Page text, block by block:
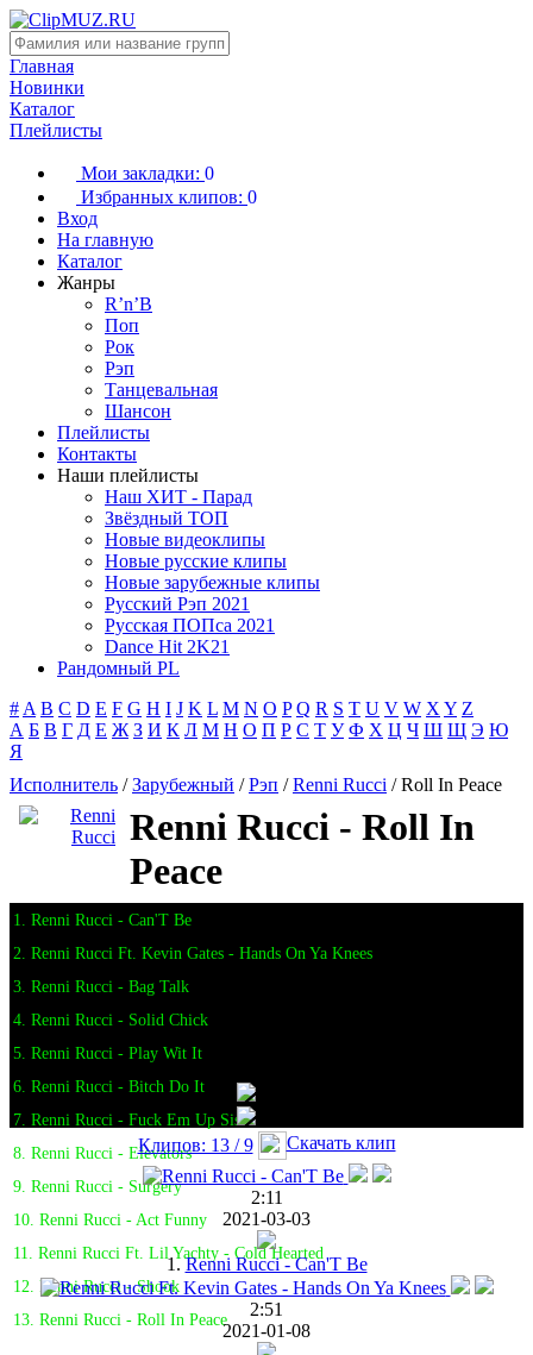
Главная
Новинки
Каталог
Плейлисты
Мои закладки: 0
Избранных клипов: 0
Вход
На главную
Каталог
Жанры
R’n’B
Поп
Рок
Рэп
Танцевальная
Шансон
Плейлисты
Контакты
Наши плейлисты
Наш ХИТ - Парад
Звёздный ТОП
Новые видеоклипы
Новые русские клипы
Новые зарубежные клипы
Русский Рэп 2021
Русская ПОПса 2021
Dance Hit 2K21
Рандомный PL
# A B C D E F G H I J K L M N O P Q R S T U V W X Y Z
А Б В Г Д Е Ж З И К Л М Н О П Р С Т У Ф Х Ц Ч Ш Щ Э Ю
Я
Исполнитель /Зарубежный /Рэп /Renni Rucci / Roll In Peace
Renni Rucci - Roll In
Peace
1. Renni Rucci - Can'T Be
2. Renni Rucci Ft. Kevin Gates - Hands On Ya Knees
3. Renni Rucci - Bag Talk
4. Renni Rucci - Solid Chick
5. Renni Rucci - Play Wit It
6. Renni Rucci - Bitch Do It
7. Renni Rucci - Fuck Em Up Sis
8. Renni Rucci - Elevators
9. Renni Rucci - Surgery
10. Renni Rucci - Act Funny
11. Renni Rucci Ft. Lil Yachty - Cold Hearted
12. Renni Rucci - Shook
13. Renni Rucci - Roll In Peace
Клипов: 13 / 9 Скачать клип
2:11
2021-03-03
1.Renni Rucci - Can'T Be
2:51
2021-01-08